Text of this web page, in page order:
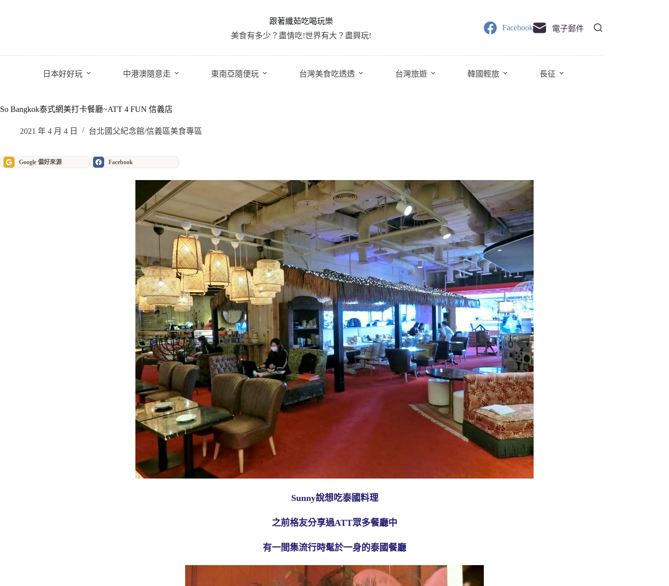
內
跟著纖茹吃喝玩樂
美食有多少？盡情吃!世界有大？盡興玩!
Facebook 電子郵件
日本好好玩 中港澳隨意走 東南亞隨便玩 台灣美食吃透透 台灣旅遊 韓國輕旅 長征
So Bangkok泰式網美打卡餐廳~ATT 4 FUN 信義店
2021 年 4 月 4 日 台北國父紀念館/信義區美食專區
Google 偏好來源 Facebook
Sunny說想吃泰國料理
之前格友分享過ATT眾多餐廳中
有一間集流行時髦於一身的泰國餐廳